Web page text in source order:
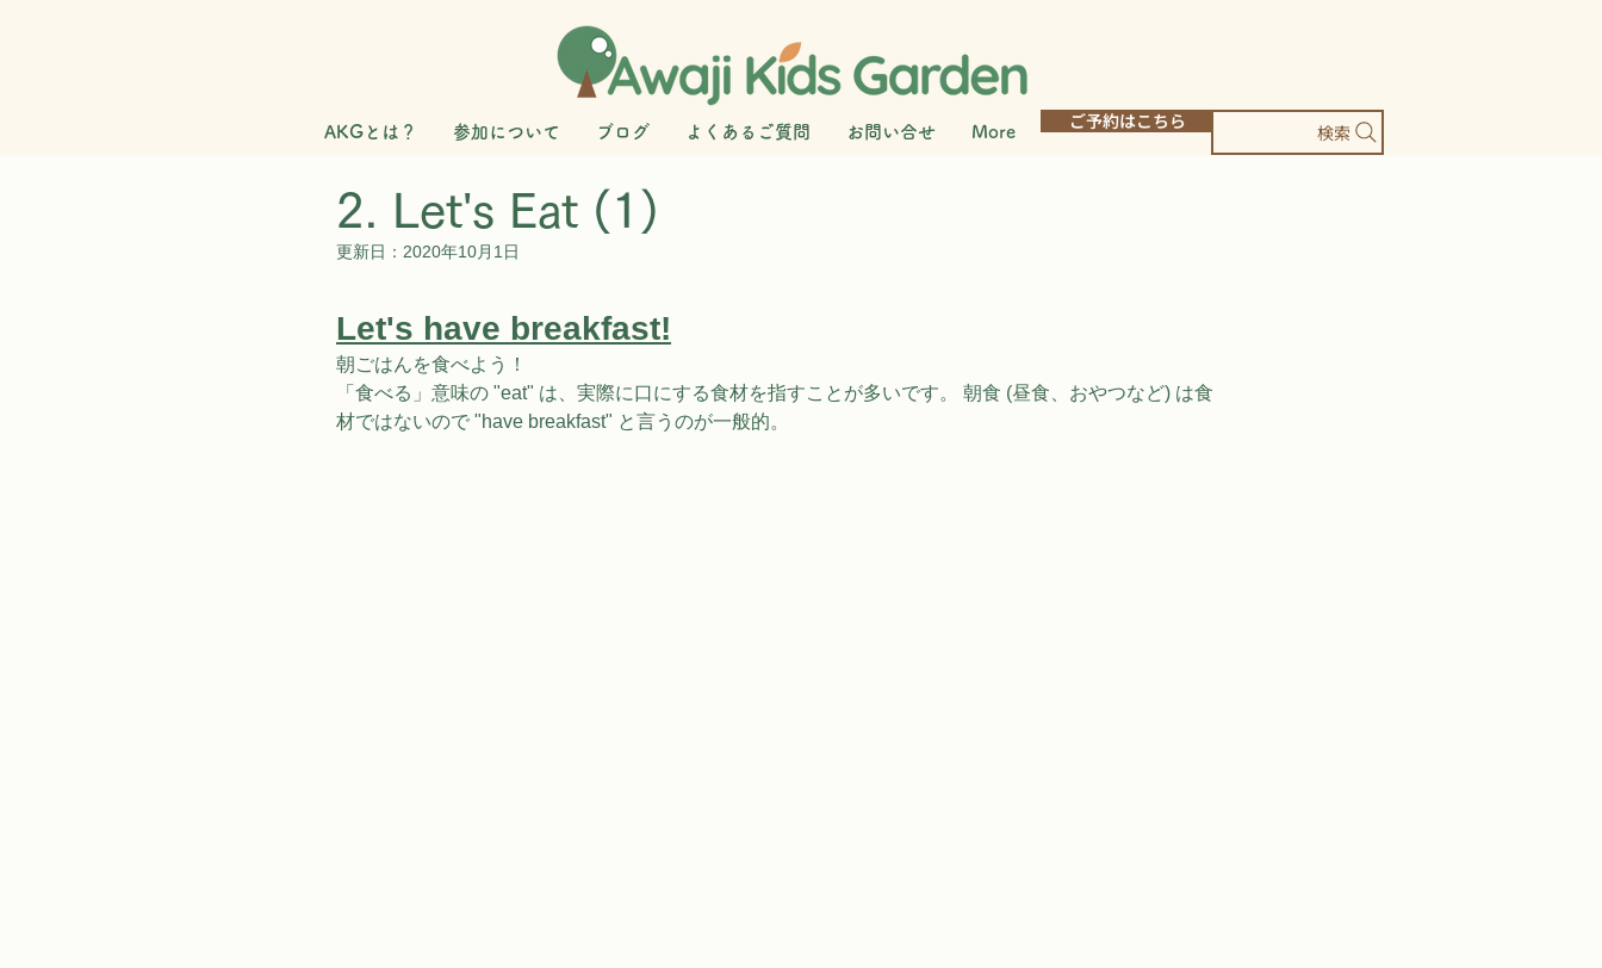
AKGとは？ 参加について ブログ よくあるご質問 お問い合せ More ご予約はこちら 検索
2. Let's Eat (1)
更新日： 2020年10月1日
Let's have breakfast!
朝ごはんを⻝べよう！
「⻝べる」意味の "eat" は、実際に⼝にする⻝材を指すことが多いです。 朝⻝ (昼⻝、おやつなど) は⻝
材ではないので "have breakfast" と⾔うのが⼀般的。